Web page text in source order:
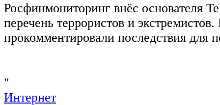
Росфинмониторинг внёс основателя
перечень террористов и
прокомментировали последствия для
"
Интернет